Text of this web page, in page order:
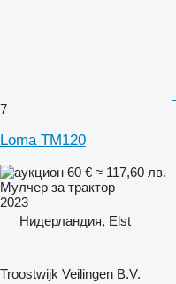
7
Loma TM120
60 € ≈ 117,60 лв.
Мулчер за трактор
2023
Нидерландия, Elst
Troostwijk Veilingen B.V.